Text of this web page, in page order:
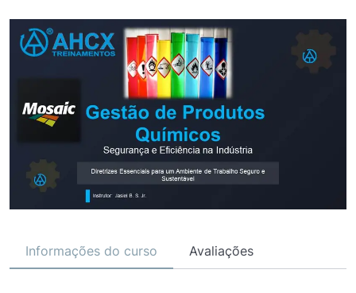
Informações do curso Avaliações